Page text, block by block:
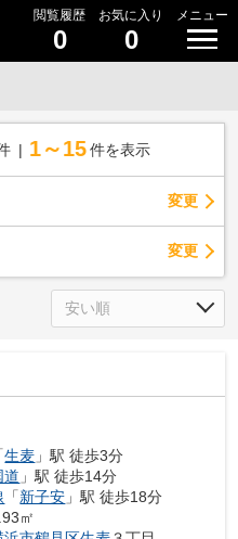
閲覧履歴
0
お気に入り
0
メニュー
1～15 件を表示
変更
変更
生麦 」駅 徒歩3分
道 」駅 徒歩14分
「新子安 」駅 徒歩18分
㎡